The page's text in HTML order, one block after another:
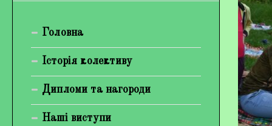
Гірієнко Ірина Михайлівна
Галерея
Відеогалерея
Фотогалерея
Головна
Історія колективу
Дипломи та нагороди
Наші виступи